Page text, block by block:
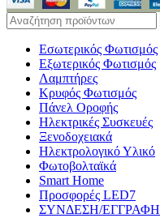
Εσωτερικός Φωτισμός
Εξωτερικός Φωτισμός
Λαμπτήρες
Κρυφός Φωτισμός
Πάνελ Οροφής
Ηλεκτρικές Συσκευές
Ξενοδοχειακά
Ηλεκτρολογικό Υλικό
Φωτοβολταϊκά
Smart Home
Προσφορές LED7
ΣΥΝΔΕΣΗ/ΕΓΓΡΑΦΗ